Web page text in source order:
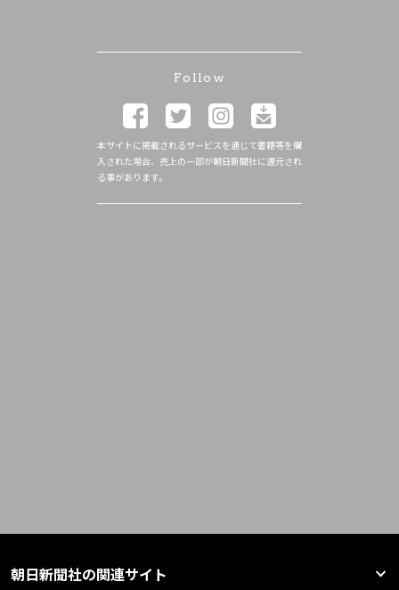
Follow
本サイトに掲載されるサービスを通じて書籍等を購
入された場合、売上の一部が朝日新聞社に還元され
る事があります。
朝日新聞社の関連サイト